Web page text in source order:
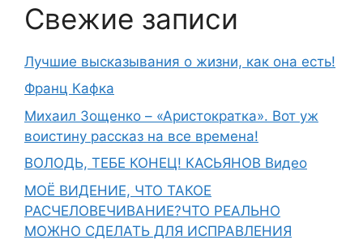
Свежие записи
Лучшие высказывания о жизни, как она есть!
Франц Кафка
Михаил Зощенко – «Аристократка». Вот уж
воистину рассказ на все времена!
ВОЛОДЬ, ТЕБЕ КОНЕЦ! КАСЬЯНОВ Видео
МОЁ ВИДЕНИЕ, ЧТО ТАКОЕ
РАСЧЕЛОВЕЧИВАНИЕ?ЧТО РЕАЛЬНО
МОЖНО СДЕЛАТЬ ДЛЯ ИСПРАВЛЕНИЯ